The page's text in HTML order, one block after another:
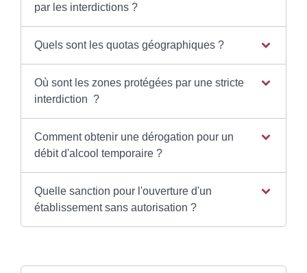
par les interdictions ?
Quels sont les quotas géographiques ?
Où sont les zones protégées par une stricte
interdiction ?
Comment obtenir une dérogation pour un
débit d'alcool temporaire ?
Quelle sanction pour l'ouverture d'un
établissement sans autorisation ?